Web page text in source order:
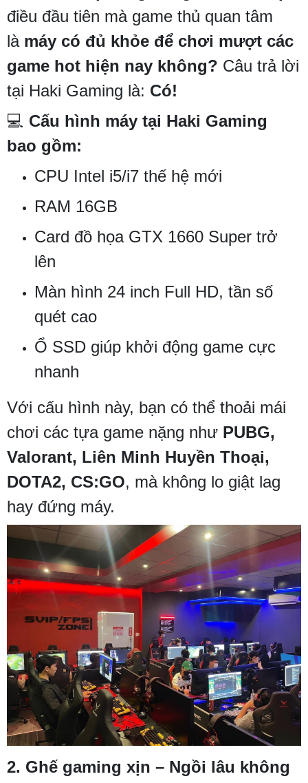
điều đầu tiên mà game thủ quan tâm
là máy có đủ khỏe để chơi mượt các
game hot hiện nay không? Câu trả lời
tại Haki Gaming là: Có!
💻 Cấu hình máy tại Haki Gaming
bao gồm:
CPU Intel i5/i7 thế hệ mới
RAM 16GB
Card đồ họa GTX 1660 Super trở
lên
Màn hình 24 inch Full HD, tần số
quét cao
Ổ SSD giúp khởi động game cực
nhanh
Với cấu hình này, bạn có thể thoải mái
chơi các tựa game nặng như PUBG,
Valorant, Liên Minh Huyền Thoại,
DOTA2, CS:GO, mà không lo giật lag
hay đứng máy.
2. Ghế gaming xịn – Ngồi lâu không